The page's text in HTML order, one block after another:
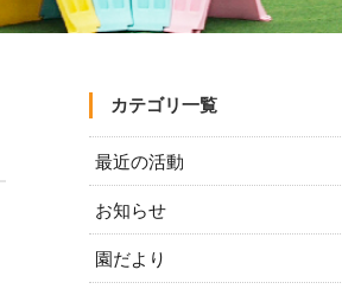
カテゴリ一覧
最近の活動
お知らせ
園だより